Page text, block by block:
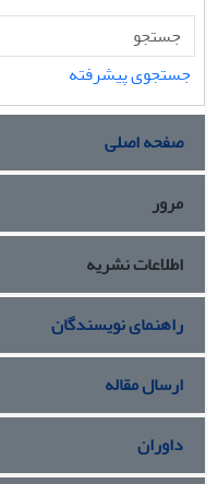
جستجوی پیشرفته
صفحه اصلی
مرور
اطلاعات نشریه
راهنمای نویسندگان
ارسال مقاله
داوران